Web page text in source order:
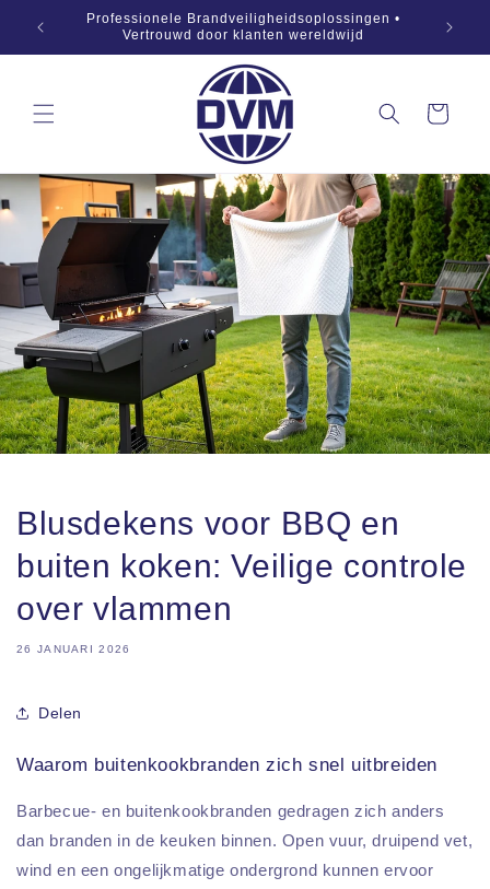
inhoud
Professionele Brandveiligheidsoplossingen •
Vertrouwd door klanten wereldwijd
OEM
Winkelwagen
Blusdekens voor BBQ en
buiten koken: Veilige controle
over vlammen
26 JANUARI 2026
Delen
Waarom buitenkookbranden zich snel uitbreiden
Barbecue- en buitenkookbranden gedragen zich anders
dan branden in de keuken binnen. Open vuur, druipend vet,
wind en een ongelijkmatige ondergrond kunnen ervoor